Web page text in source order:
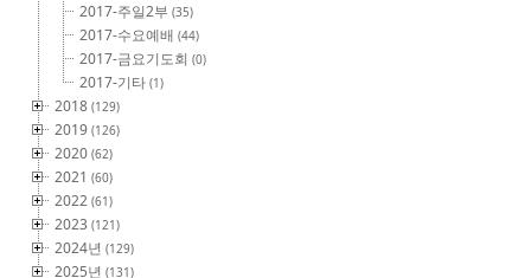
2017-주일2부(35)
2017-수요예배(44)
2017-금요기도회(0)
2017-기타(1)
2018(129)
2019(126)
2020(62)
2021(60)
2022(61)
2023(121)
2024년(129)
2025년(131)